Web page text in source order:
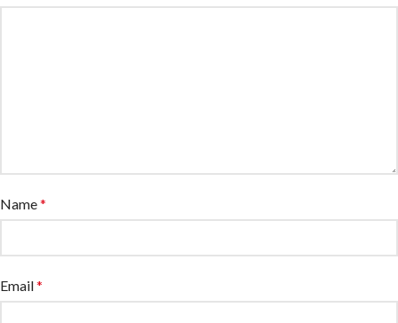
Name*
Email*